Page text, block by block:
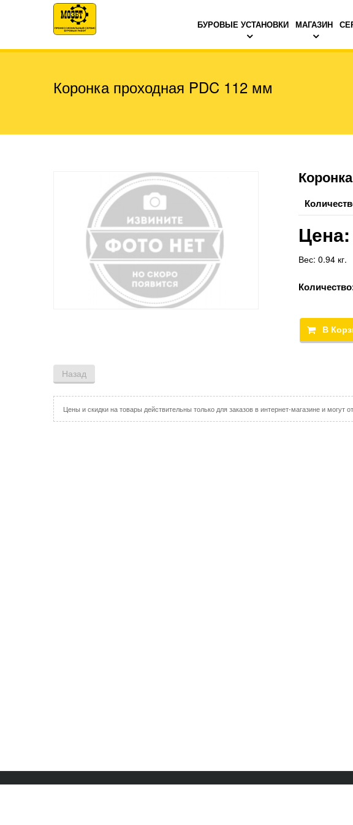
БУРОВЫЕ УСТАНОВКИ МАГАЗИН
Коронка проходная PDC 112 мм
Цена:
Вес: 0.94 кг.
Цены и скидки на товары действительны только для заказов в интернет-магазине и могут